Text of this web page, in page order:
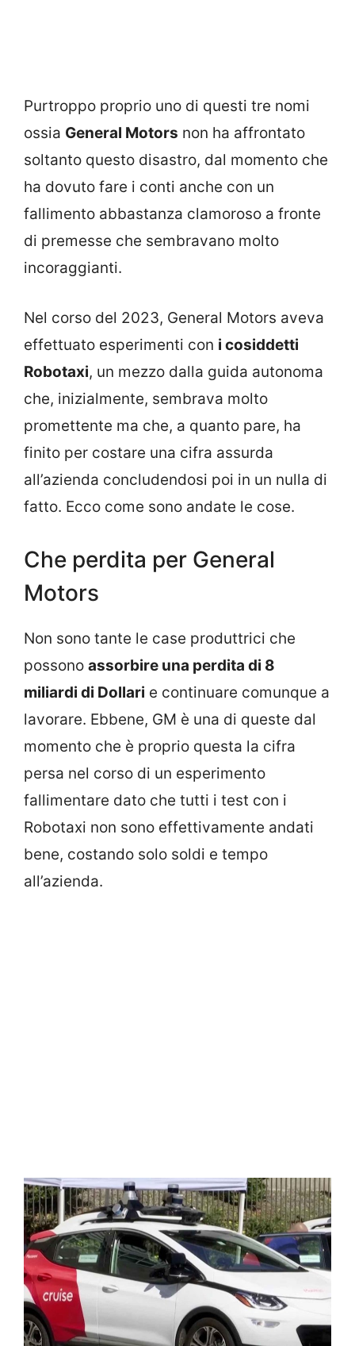
Purtroppo proprio uno di questi tre nomi
ossia General Motors non ha affrontato
soltanto questo disastro, dal momento che
ha dovuto fare i conti anche con un
fallimento abbastanza clamoroso a fronte
di premesse che sembravano molto
incoraggianti.
Nel corso del 2023, General Motors aveva
effettuato esperimenti con i cosiddetti
Robotaxi, un mezzo dalla guida autonoma
che, inizialmente, sembrava molto
promettente ma che, a quanto pare, ha
finito per costare una cifra assurda
all’azienda concludendosi poi in un nulla di
fatto. Ecco come sono andate le cose.
Che perdita per General
Motors
Non sono tante le case produttrici che
possono assorbire una perdita di 8
miliardi di Dollari e continuare comunque a
lavorare. Ebbene, GM è una di queste dal
momento che è proprio questa la cifra
persa nel corso di un esperimento
fallimentare dato che tutti i test con i
Robotaxi non sono effettivamente andati
bene, costando solo soldi e tempo
all’azienda.